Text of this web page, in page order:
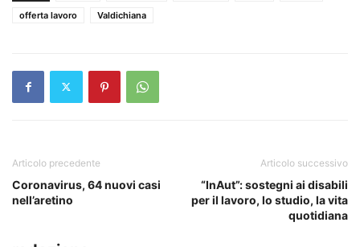
offerta lavoro
Valdichiana
Articolo precedente
Coronavirus, 64 nuovi casi
nell’aretino
Articolo successivo
“InAut”: sostegni ai disabili
per il lavoro, lo studio, la vita
quotidiana